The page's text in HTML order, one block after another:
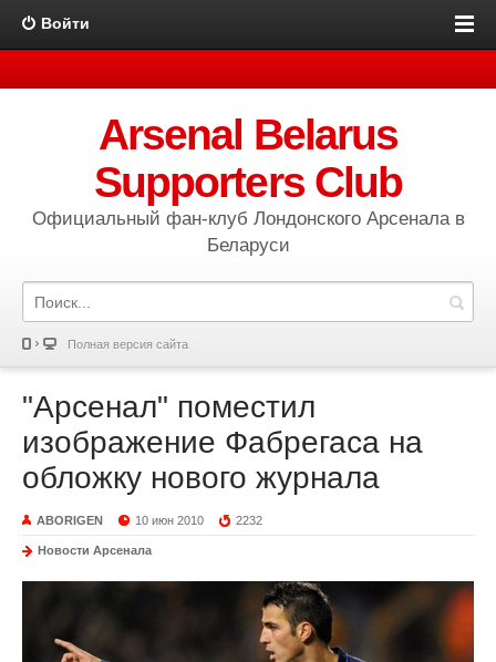
Войти
Arsenal Belarus
Supporters Club
Официальный фан-клуб Лондонского Арсенала в
Беларуси
Полная версия сайта
"Арсенал" поместил
изображение Фабрегаса на
обложку нового журнала
ABORIGEN 10 июн 2010 2232
Новости Арсенала